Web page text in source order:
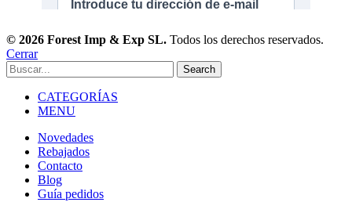
© 2026 Forest Imp & Exp SL. Todos los derechos reservados.
Cerrar
Search
CATEGORÍAS
MENU
Novedades
Rebajados
Contacto
Blog
Guía pedidos